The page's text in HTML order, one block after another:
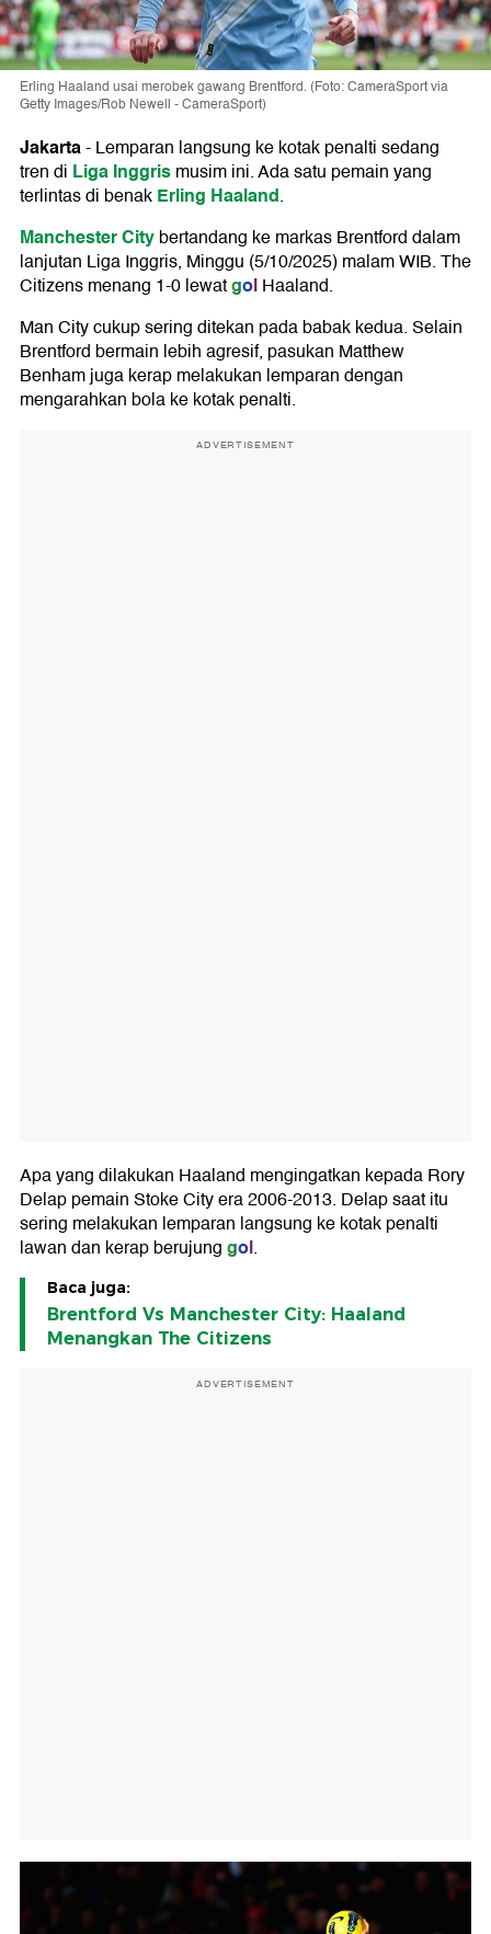
Erling Haaland usai merobek gawang Brentford. (Foto: CameraSport via
Getty Images/Rob Newell - CameraSport)
Jakarta-Lemparan langsung ke kotak penalti sedang
tren di Liga Inggrismusim ini. Ada satu pemain yang
terlintas di benakErling Haaland.
Manchester Citybertandang ke markas Brentford dalam
lanjutan Liga Inggris, Minggu (5/10/2025) malam WIB. The
Citizens menang 1-0 lewatgolHaaland.
Man City cukup sering ditekan pada babak kedua. Selain
Brentford bermain lebih agresif, pasukan Matthew
Benham juga kerap melakukan lemparan dengan
mengarahkan bola ke kotak penalti.
ADVERTISEMENT
Apa yang dilakukan Haaland mengingatkan kepada Rory
Delap pemain Stoke City era 2006-2013. Delap saat itu
sering melakukan lemparan langsung ke kotak penalti
lawan dan kerap berujunggol.
Baca juga:
Brentford Vs Manchester City: Haaland
Menangkan The Citizens
ADVERTISEMENT